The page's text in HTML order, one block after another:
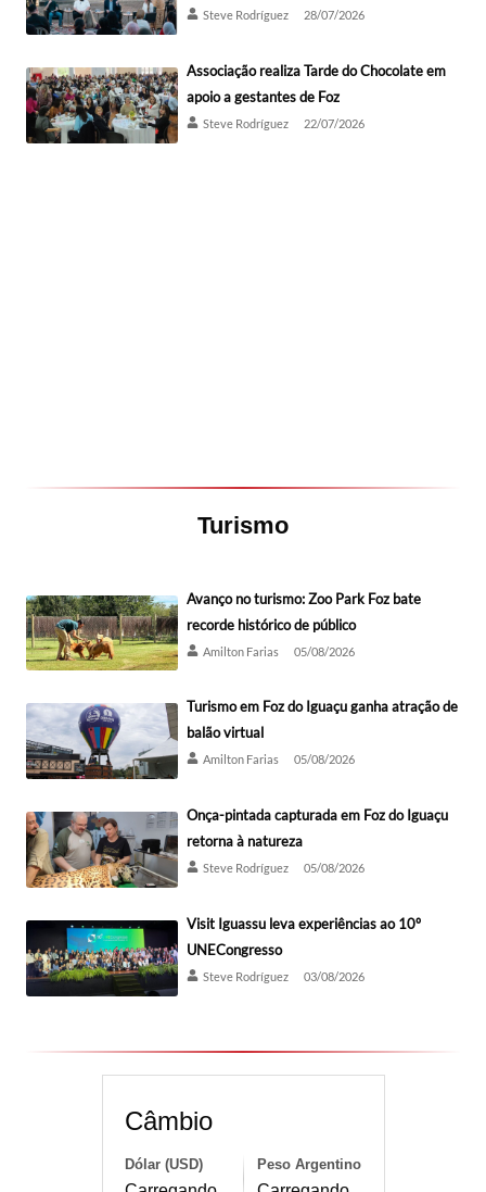
Steve Rodríguez 28/07/2026
Associação realiza Tarde do Chocolate em
apoio a gestantes de Foz
Steve Rodríguez 22/07/2026
Turismo
Avanço no turismo: Zoo Park Foz bate
recorde histórico de público
Amilton Farias 05/08/2026
Turismo em Foz do Iguaçu ganha atração de
balão virtual
Amilton Farias 05/08/2026
Onça-pintada capturada em Foz do Iguaçu
retorna à natureza
Steve Rodríguez 05/08/2026
Visit Iguassu leva experiências ao 10º
UNECongresso
Steve Rodríguez 03/08/2026
Câmbio
Dólar (USD) Peso Argentino